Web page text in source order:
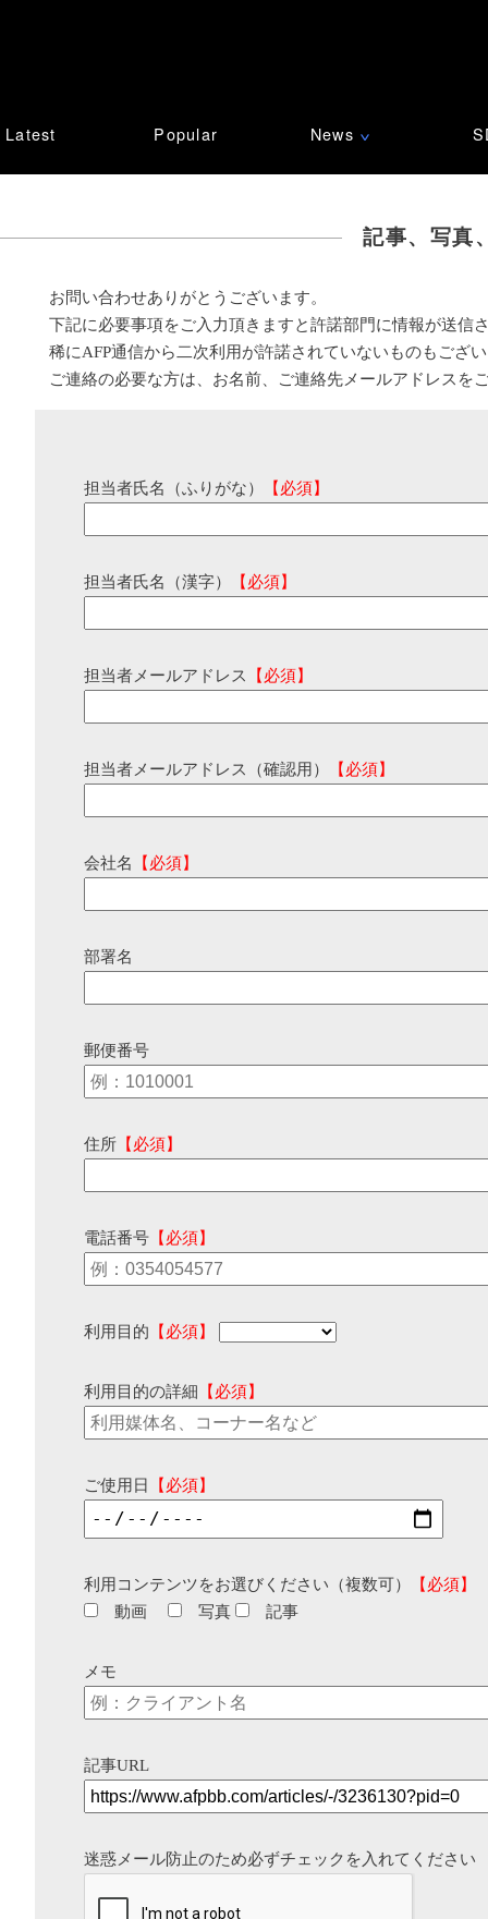
Latest Popular News ∨
記事、写真
お問い合わせありがとうございます。
下記に必要事項をご入力頂きますと許諾部門に情報が送信
稀にAFP通信から二次利用が許諾されていないものもござ
ご連絡の必要な方は、お名前、ご連絡先メールアドレスを
担当者氏名（ふりがな） 【必須】
担当者氏名（漢字） 【必須】
担当者メールアドレス 【必須】
担当者メールアドレス（確認用） 【必須】
会社名 【必須】
部署名
郵便番号
住所 【必須】
電話番号 【必須】
利用目的 【必須】
利用目的の詳細 【必須】
ご使用日 【必須】
利用コンテンツをお選びください（複数可）
【必須】
動画
写真 記事
メモ
記事URL
迷惑メール防止のため必ずチェックを入れてください